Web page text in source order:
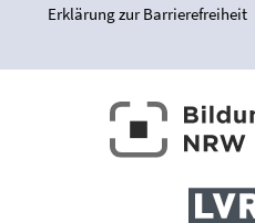
Erklärung zur Barrierefreiheit